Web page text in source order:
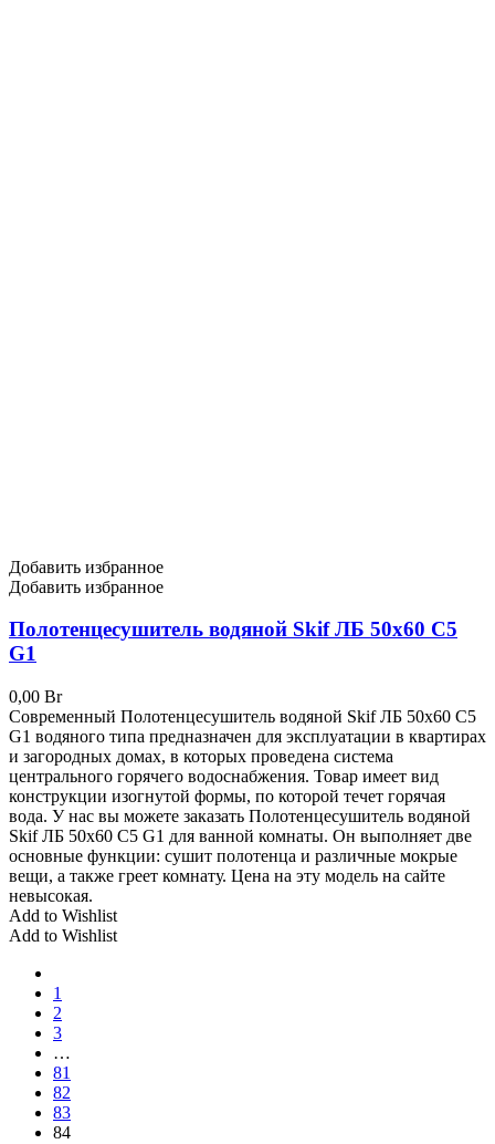
Добавить избранное
Добавить избранное
Полотенцесушитель водяной Skif ЛБ 50х60 С5
G1
0,00 Br
Современный Полотенцесушитель водяной Skif ЛБ 50х60 С5
G1 водяного типа предназначен для эксплуатации в квартирах
и загородных домах, в которых проведена система
центрального горячего водоснабжения. Товар имеет вид
конструкции изогнутой формы, по которой течет горячая
вода. У нас вы можете заказать Полотенцесушитель водяной
Skif ЛБ 50х60 С5 G1 для ванной комнаты. Он выполняет две
основные функции: сушит полотенца и различные мокрые
вещи, а также греет комнату. Цена на эту модель на сайте
невысокая.
Add to Wishlist
Add to Wishlist
1
2
3
…
81
82
83
84